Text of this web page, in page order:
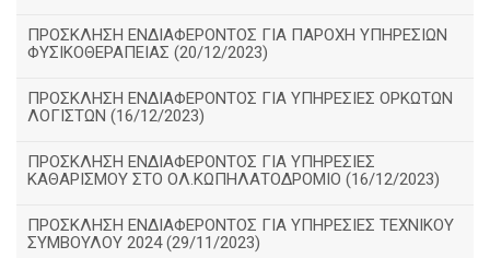
ΠΡΟΣΚΛΗΣΗ ΕΝΔΙΑΦΕΡΟΝΤΟΣ ΓΙΑ ΠΑΡΟΧΗ ΥΠΗΡΕΣΙΩΝ
ΦΥΣΙΚΟΘΕΡΑΠΕΙΑΣ (20/12/2023)
ΠΡΟΣΚΛΗΣΗ ΕΝΔΙΑΦΕΡΟΝΤΟΣ ΓΙΑ ΥΠΗΡΕΣΙΕΣ ΟΡΚΩΤΩΝ
ΛΟΓΙΣΤΩΝ (16/12/2023)
ΠΡΟΣΚΛΗΣΗ ΕΝΔΙΑΦΕΡΟΝΤΟΣ ΓΙΑ ΥΠΗΡΕΣΙΕΣ
ΚΑΘΑΡΙΣΜΟΥ ΣΤΟ ΟΛ.ΚΩΠΗΛΑΤΟΔΡΟΜΙΟ (16/12/2023)
ΠΡΟΣΚΛΗΣΗ ΕΝΔΙΑΦΕΡΟΝΤΟΣ ΓΙΑ ΥΠΗΡΕΣΙΕΣ ΤΕΧΝΙΚΟΥ
ΣΥΜΒΟΥΛΟΥ 2024 (29/11/2023)